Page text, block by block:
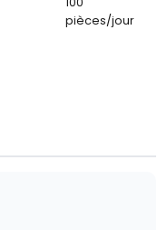
pièces/jour